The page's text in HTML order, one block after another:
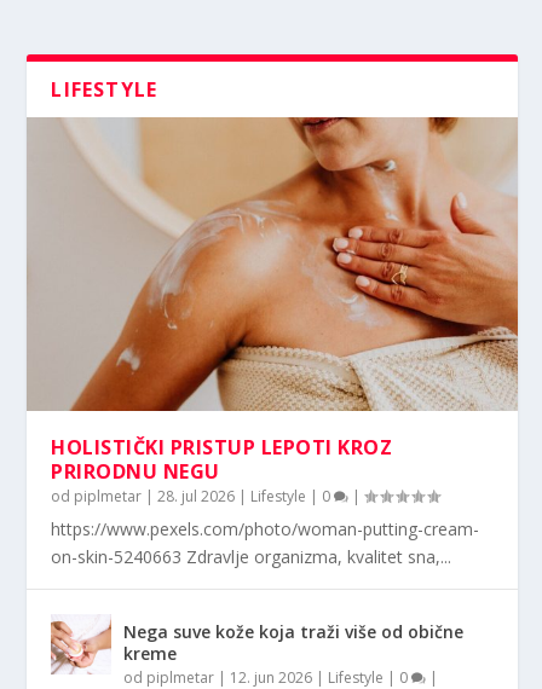
LIFESTYLE
HOLISTIČKI PRISTUP LEPOTI KROZ
PRIRODNU NEGU
od piplmetar |28. jul 2026 | Lifestyle | 0 |
https://www.pexels.com/photo/woman-putting-cream-
on-skin-5240663 Zdravlje organizma, kvalitet sna,...
Nega suve kože koja traži više od obične
kreme
od piplmetar | 12. jun 2026 | Lifestyle | 0 |